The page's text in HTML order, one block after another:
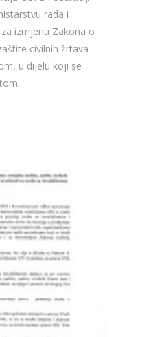
rada i
izmjenu Zakona o
civilnih žrtava
u dijelu koji se